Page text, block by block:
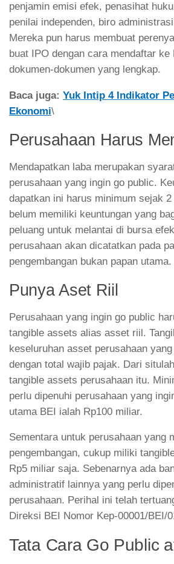
penjamin emisi efek, penasihat
penilai independen, biro
Mereka pun harus membuat
buat IPO dengan cara mendaftar ke
dokumen-dokumen yang lengkap.
Baca juga: Yuk Intip 4 Indikator
Ekonomi\
Perusahaan Harus
Mendapatkan laba merupakan
perusahaan yang ingin go public.
dapatkan ini harus minimum sejak
belum memiliki keuntungan yang
peluang untuk melantai di bursa
perusahaan akan dicatatkan pada
pengembangan bukan papan utama.
Punya Aset Riil
Perusahaan yang ingin go public
tangible assets alias asset riil.
keseluruhan asset perusahaan
dengan total wajib pajak. Dari
tangible assets perusahaan itu.
perlu dipenuhi perusahaan yang
utama BEI ialah Rp100 miliar.
Sementara untuk perusahaan yang
pengembangan, cukup miliki
Rp5 miliar saja. Sebenarnya ada
administratif lainnya yang perlu
perusahaan. Perihal ini telah
Direksi BEI Nomor Kep-00001/BEI/
Tata Cara Go Public